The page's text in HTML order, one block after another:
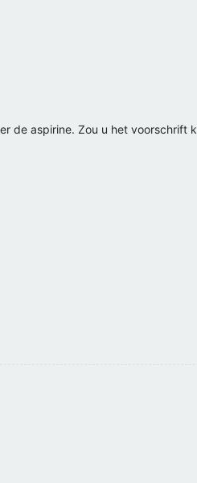
de aspirine. Zou u het voorschrift